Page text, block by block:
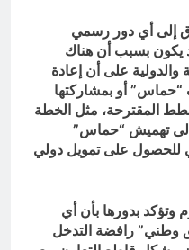
إلى أي دور رسمي
يكون بسبب أن هناك
والدولية على أن إعادة
أو بمشاركتها
المقترحة، مثل الخطة
إلى تهميش “حماس”
على تمويل دولي
بدورها بأن أي
وطني” رافضة التدخل